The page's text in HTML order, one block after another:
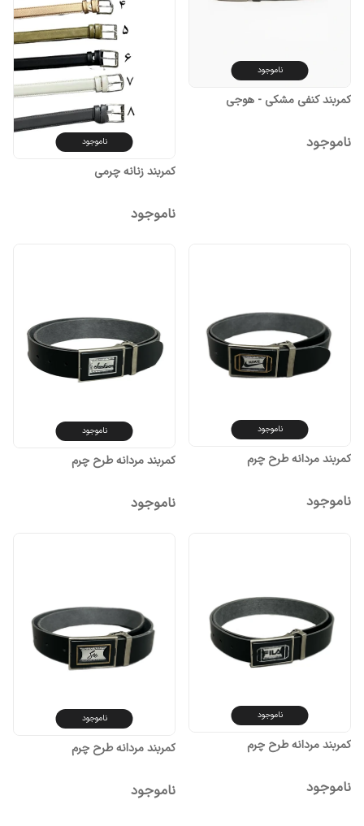
ناموجود
کمربند کنفی مشکی - هوجی
ناموجود ناموجود
کمربند زنانه چرمی
ناموجود
ناموجود
کمربند مردانه طرح چرم
ناموجود
ناموجود
کمربند مردانه طرح چرم
ناموجود
ناموجود
کمربند مردانه طرح چرم
ناموجود
ناموجود
کمربند مردانه طرح چرم
ناموجود